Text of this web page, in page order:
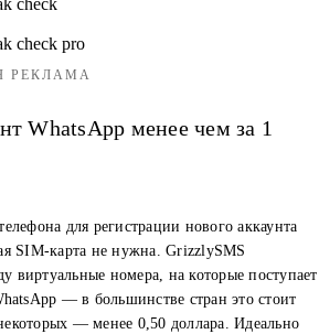
check pro
РЕКЛАМА
WhatsApp менее чем за 1
для регистрации нового аккаунта
SIM-карта не нужна. GrizzlySMS
виртуальные номера, на которые поступает
— в большинстве стран это стоит
— менее 0,50 доллара. Идеально